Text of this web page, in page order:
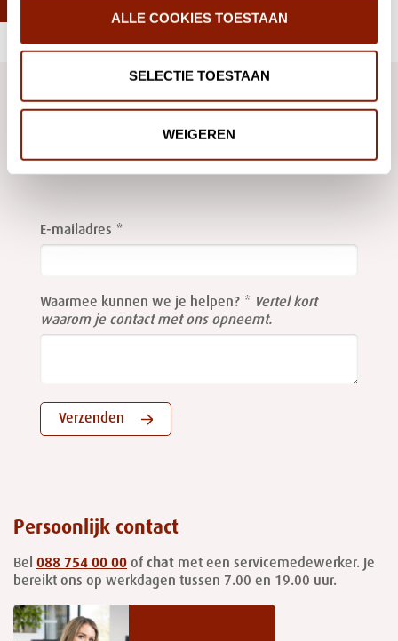
ALLE COOKIES TOESTAAN
SELECTIE TOESTAAN
WEIGEREN
We helpen je graag
of gebruik onderstaand formulier, dan
nemen we contact met je op.
this
field
E-mailadres
Waarmee kunnen we je helpen?
Vertel kort
waarom je contact met ons opneemt.
Verzenden
Persoonlijk contact
Bel 088 754 00 00 of chat met een servicemedewerker. Je
bereikt ons op werkdagen tussen 7.00 en 19.00 uur.